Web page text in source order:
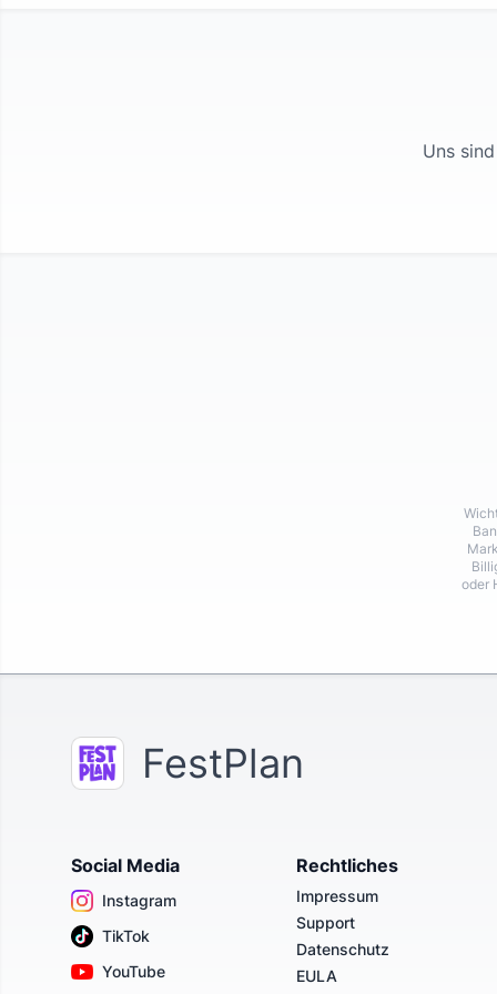
Uns
oder
FestPlan
Social Media
Instagram
TikTok
YouTube
Rechtliches
Impressum
Support
Datenschutz
EULA